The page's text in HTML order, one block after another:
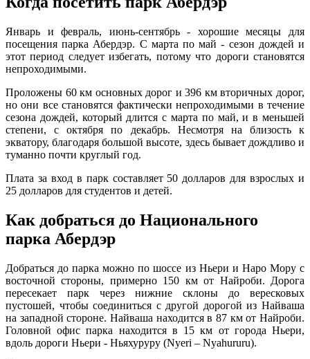
Январь и февраль, июнь-сентябрь - хорошие месяцы для
посещения парка Абердэр. С марта по май - сезон дождей и
этот период следует избегать, потому что дороги становятся
непроходимыми.
Проложены 60 км основных дорог и 396 км вторичных дорог,
но они все становятся фактически непроходимыми в течение
сезона дождей, который длится с марта по май, и в меньшей
степени, с октября по декабрь. Несмотря на близость к
экватору, благодаря большой высоте, здесь бывает дождливо и
туманно почти круглый год.
Плата за вход в парк составляет 50 долларов для взрослых и
25 долларов для студентов и детей.
Как добраться до Национального
парка Абердэр
Добраться до парка можно по шоссе из Ньери и Наро Мору с
восточной стороны, примерно 150 км от Найроби. Дорога
пересекает парк через нижние склоны до вересковых
пустошей, чтобы соединиться с другой дорогой из Найваша
на западной стороне. Найваша находится в 87 км от Найроби.
Головной офис парка находится в 15 км от города Ньери,
вдоль дороги Ньери - Ньяхуруру (Nyeri – Nyahururu).